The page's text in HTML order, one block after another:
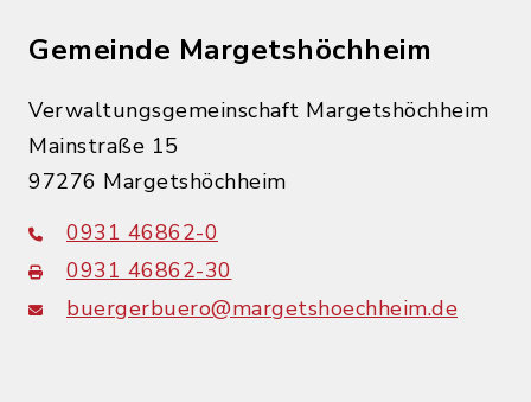
Gemeinde Margetshöchheim
Verwaltungsgemeinschaft Margetshöchheim
Mainstraße 15
97276 Margetshöchheim
0931 46862-0
0931 46862-30
buergerbuero@margetshoechheim.de